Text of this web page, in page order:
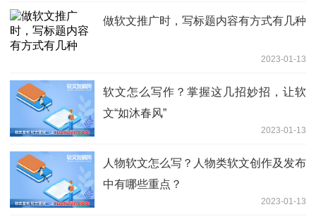
做软文推广时，写标题内容有方式有几种
2023-01-13
软文怎么写作？掌握这几招妙招，让软
文“如沐春风”
2023-01-13
人物软文怎么写？人物类软文创作及发布
中有哪些重点？
2023-01-13